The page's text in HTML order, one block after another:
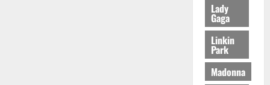
Lady
Gaga
Linkin
Park
Madonna